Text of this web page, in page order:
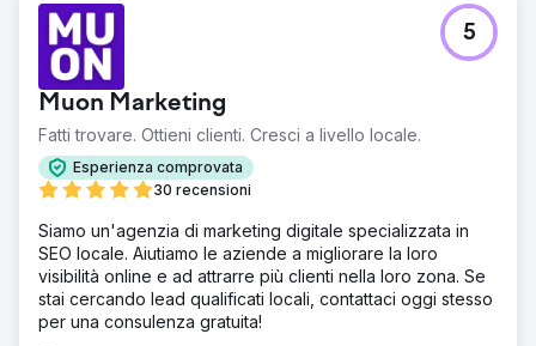
Muon Marketing
Fatti trovare. Ottieni clienti. Cresci a livello locale.
Esperienza comprovata
30 recensioni
5
Siamo un'agenzia di marketing digitale specializzata in
SEO locale. Aiutiamo le aziende a migliorare la loro
visibilità online e ad attrarre più clienti nella loro zona. Se
stai cercando lead qualificati locali, contattaci oggi stesso
per una consulenza gratuita!